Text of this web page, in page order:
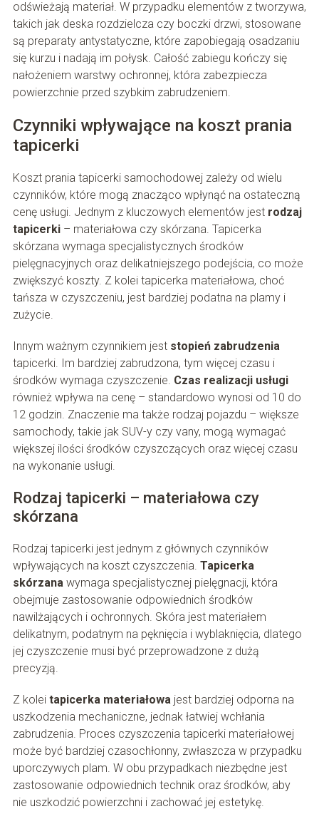
odświeżają materiał. W przypadku elementów z tworzywa,
takich jak deska rozdzielcza czy boczki drzwi, stosowane
są preparaty antystatyczne, które zapobiegają osadzaniu
się kurzu i nadają im połysk. Całość zabiegu kończy się
nałożeniem warstwy ochronnej, która zabezpiecza
powierzchnie przed szybkim zabrudzeniem.
Czynniki wpływające na koszt prania
tapicerki
Koszt prania tapicerki samochodowej zależy od wielu
czynników, które mogą znacząco wpłynąć na ostateczną
cenę usługi. Jednym z kluczowych elementów jest rodzaj
tapicerki– materiałowa czy skórzana. Tapicerka
skórzana wymaga specjalistycznych środków
pielęgnacyjnych oraz delikatniejszego podejścia, co może
zwiększyć koszty. Z kolei tapicerka materiałowa, choć
tańsza w czyszczeniu, jest bardziej podatna na plamy i
zużycie.
Innym ważnym czynnikiem jest stopień zabrudzenia
tapicerki. Im bardziej zabrudzona, tym więcej czasu i
środków wymaga czyszczenie. Czas realizacji usługi
również wpływa na cenę – standardowo wynosi od 10 do
12 godzin. Znaczenie ma także rodzaj pojazdu – większe
samochody, takie jak SUV-y czy vany, mogą wymagać
większej ilości środków czyszczących oraz więcej czasu
na wykonanie usługi.
Rodzaj tapicerki – materiałowa czy
skórzana
Rodzaj tapicerki jest jednym z głównych czynników
wpływających na koszt czyszczenia. Tapicerka
skórzanawymaga specjalistycznej pielęgnacji, która
obejmuje zastosowanie odpowiednich środków
nawilżających i ochronnych. Skóra jest materiałem
delikatnym, podatnym na pęknięcia i wyblaknięcia, dlatego
jej czyszczenie musi być przeprowadzone z dużą
precyzją.
Z kolei tapicerka materiałowajest bardziej odporna na
uszkodzenia mechaniczne, jednak łatwiej wchłania
zabrudzenia. Proces czyszczenia tapicerki materiałowej
może być bardziej czasochłonny, zwłaszcza w przypadku
uporczywych plam. W obu przypadkach niezbędne jest
zastosowanie odpowiednich technik oraz środków, aby
nie uszkodzić powierzchni i zachować jej estetykę.